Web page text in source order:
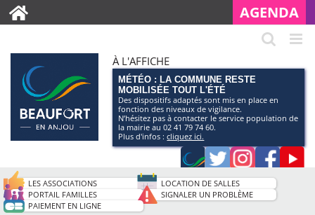
AGENDA
À L'AFFICHE
MÉTÉO : LA COMMUNE RESTE
MOBILISÉE TOUT L'ÉTÉ
Des dispositifs adaptés sont mis en place en
fonction des niveaux de vigilance.
N’hésitez pas à contacter le service population de
la mairie au 02 41 79 74 60.
Plus d'infos :cliquez ici.
Application
smartphone
de
TwitterInstagram
LES ASSOCIATIONS
LOCATION DE SALLES
PORTAIL FAMILLES
SIGNALER UN PROBLÈME
PAIEMENT EN LIGNE